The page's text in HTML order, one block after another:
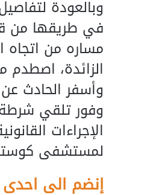
وبالعودة
في طريقها من
مساره من اتجاه
الزائدة،
وأسفر الحادث عن وفاة سائق
وفور تلقي شرطة
الإجراءات
لمستشفى
إنضم الى